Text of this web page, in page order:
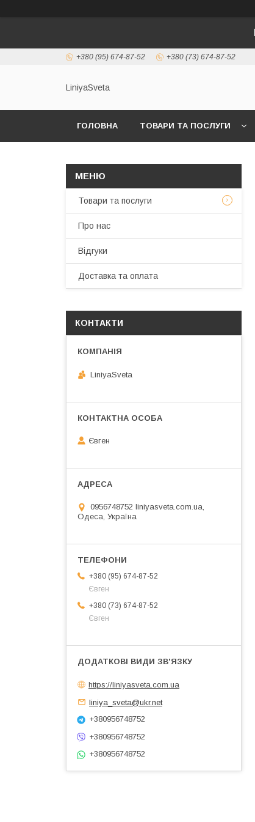
+380 (95) 674-87-52 +380 (73) 674-87-52
LiniyaSveta
ГОЛОВНА ТОВАРИ ТА ПОСЛУГИ
Товари та послуги
Про нас
Відгуки
Доставка та оплата
КОНТАКТИ
LiniyaSveta
Євген
0956748752 liniyasveta.com.ua,
Одеса, Україна
+380 (95) 674-87-52
Євген
+380 (73) 674-87-52
Євген
https://liniyasveta.com.ua
liniya_sveta@ukr.net
+380956748752
+380956748752
+380956748752